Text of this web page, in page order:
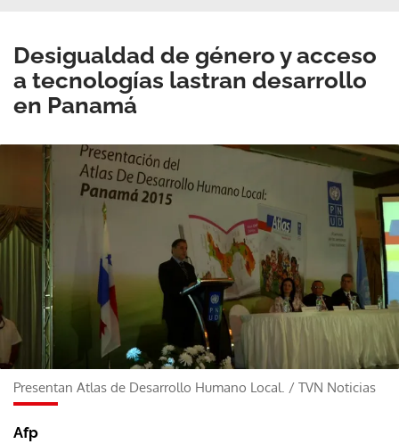
Desigualdad de género y acceso
a tecnologías lastran desarrollo
en Panamá
Presentan Atlas de Desarrollo Humano Local. / TVN Noticias
Afp